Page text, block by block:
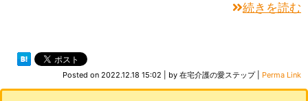
続きを読む
Posted on 2022.12.18 15:02 by 在宅介護の愛ステップ| Perma Link